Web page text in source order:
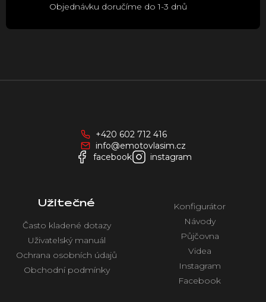
Objednávku doručíme do 1-3 dnů
+420 602 712 416
info@emotovlasim.cz
facebook
instagram
Užitečné
Často kladené dotazy
Uživatelský manuál
Ochrana osobních údajů
Obchodní podmínky
Konfigurátor
Návody
Půjčovna
Videa
Instagram
Facebook